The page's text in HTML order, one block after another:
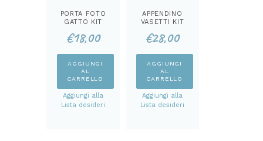
PORTA FOTO
GATTO KIT
€18,00
AGGIUNGI
AL
CARRELLO
Aggiungi alla
Lista desideri
APPENDINO
VASETTI KIT
€28,00
AGGIUNGI
AL
CARRELLO
Aggiungi alla
Lista desideri